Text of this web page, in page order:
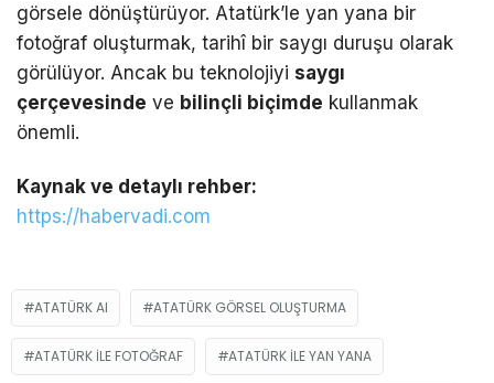
görsele dönüştürüyor. Atatürk’le yan yana bir
fotoğraf oluşturmak, tarihî bir saygı duruşu olarak
görülüyor. Ancak bu teknolojiyi saygı
çerçevesinde ve bilinçli biçimde kullanmak
önemli.
Kaynak ve detaylı rehber:
https://habervadi.com
ATATÜRK AI ATATÜRK GÖRSEL OLUŞTURMA
ATATÜRK ILE FOTOĞRAF ATATÜRK ILE YAN YANA